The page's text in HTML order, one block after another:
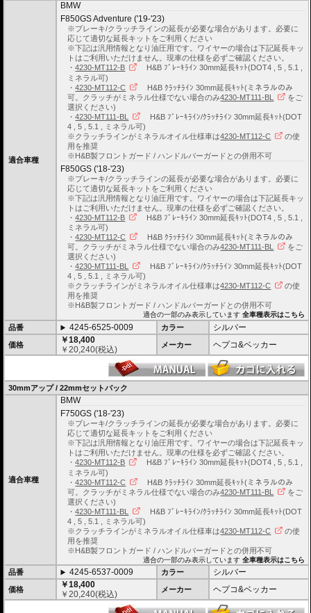
※車体の個体差によりブレーキ/クラッチラインの延長が必要な場合がありま
ブレーキ/クラッチラインの延長にはヘプコ&ベッカーの延長キットがおすすめ
をご確認ください。
適合車種
BMW
F850GS Adventure ('19-'23)
※ブレーキ/クラッチラインの延長が必要な場合があります。必要に
応じて適切な延長キットをご利用ください
※下記は汎用情報となり油圧用です。ワイヤーの場合は下記延長キッ
トはご利用いただけません。現車の仕様を必ずご確認ください。
・4230-MT112-B
H&B ﾌﾞﾚｰｷﾗｲﾝ 30mm延長ｷｯﾄ(DOT4 , 5 , 5.1 ,
ミネラル可)
・4230-MT112-C
H&B ｸﾗｯﾁﾗｲﾝ 30mm延長ｷｯﾄ(ミネラルのみ
可。クラッチがミネラル仕様でない場合のみ4230-MT111-BL
をご
選択ください)
・4230-MT111-BL
H&B ﾌﾞﾚｰｷﾗｲﾝ/ｸﾗｯﾁﾗｲﾝ 30mm延長ｷｯﾄ(DOT
4 , 5 , 5.1 , ミネラル可)
※クラッチラインがミネラルオイル仕様車は4230-MT112-C
の使
用を推奨
※H&B製フロントガード / ハンドルバーガードとの併用不可
F850GS ('18-'23)
※ブレーキ/クラッチラインの延長が必要な場合があります。必要に
応じて適切な延長キットをご利用ください
※下記は汎用情報となり油圧用です。ワイヤーの場合は下記延長キッ
トはご利用いただけません。現車の仕様を必ずご確認ください。
・4230-MT112-B
H&B ﾌﾞﾚｰｷﾗｲﾝ 30mm延長ｷｯﾄ(DOT4 , 5 , 5.1 ,
ミネラル可)
・4230-MT112-C
H&B ｸﾗｯﾁﾗｲﾝ 30mm延長ｷｯﾄ(ミネラルのみ
可。クラッチがミネラル仕様でない場合のみ4230-MT111-BL
をご
選択ください)
・4230-MT111-BL
H&B ﾌﾞﾚｰｷﾗｲﾝ/ｸﾗｯﾁﾗｲﾝ 30mm延長ｷｯﾄ(DOT
4 , 5 , 5.1 , ミネラル可)
※クラッチラインがミネラルオイル仕様車は4230-MT112-C
の使
用を推奨
※H&B製フロントガード / ハンドルバーガードとの併用不可
適合の一部のみ表示しています全車種表示はこちら
品番 4245-6525-0009 カラー シルバー
価格
￥18,400
￥20,240(税込) メーカー ヘプコ&ベッカー
30mmアップ / 22mmセットバック
適合車種
BMW
F750GS ('18-'23)
※ブレーキ/クラッチラインの延長が必要な場合があります。必要に
応じて適切な延長キットをご利用ください
※下記は汎用情報となり油圧用です。ワイヤーの場合は下記延長キッ
トはご利用いただけません。現車の仕様を必ずご確認ください。
・4230-MT112-B
H&B ﾌﾞﾚｰｷﾗｲﾝ 30mm延長ｷｯﾄ(DOT4 , 5 , 5.1 ,
ミネラル可)
・4230-MT112-C
H&B ｸﾗｯﾁﾗｲﾝ 30mm延長ｷｯﾄ(ミネラルのみ
可。クラッチがミネラル仕様でない場合のみ4230-MT111-BL
をご
選択ください)
・4230-MT111-BL
H&B ﾌﾞﾚｰｷﾗｲﾝ/ｸﾗｯﾁﾗｲﾝ 30mm延長ｷｯﾄ(DOT
4 , 5 , 5.1 , ミネラル可)
※クラッチラインがミネラルオイル仕様車は4230-MT112-C
の使
用を推奨
※H&B製フロントガード / ハンドルバーガードとの併用不可
適合の一部のみ表示しています全車種表示はこちら
品番 4245-6537-0009 カラー シルバー
価格
￥18,400
￥20,240(税込) メーカー ヘプコ&ベッカー